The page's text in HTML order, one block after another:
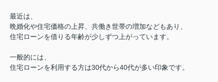
最近は、
晩婚化や住宅価格の上昇、共働き世帯の増加などもあり、
住宅ローンを借りる年齢が少しずつ上がっています。
一般的には、
住宅ローンを利用する方は30代から40代が多い印象です。